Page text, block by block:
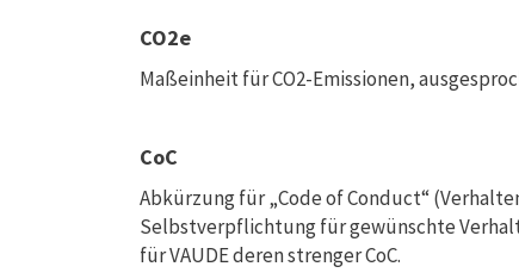
CO2e
Maßeinheit für CO2-Emissionen,
CoC
Abkürzung für „Code of Conduct“
Selbstverpflichtung für gewünschte
für VAUDE deren strenger CoC.